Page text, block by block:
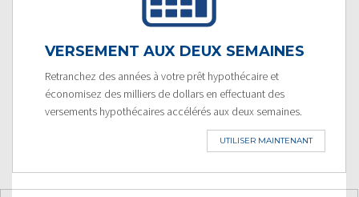
VERSEMENT AUX DEUX SEMAINES
Retranchez des années à votre prêt hypothécaire et
économisez des milliers de dollars en effectuant des
versements hypothécaires accélérés aux deux semaines.
UTILISER MAINTENANT